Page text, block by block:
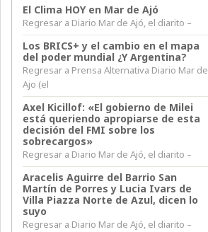
El Clima HOY en Mar de Ajó
Regresar a Diario Mar de Ajó, el diarito –
Los BRICS+ y el cambio en el mapa
del poder mundial ¿Y Argentina?
Regresar a Prensa Alternativa Diario Mar de
Ajo (el
Axel Kicillof: «El gobierno de Milei
está queriendo apropiarse de esta
decisión del FMI sobre los
sobrecargos»
Regresar a Diario Mar de Ajó, el diarito –
Aracelis Aguirre del Barrio San
Martín de Porres y Lucia Ivars de
Villa Piazza Norte de Azul, dicen lo
suyo
Regresar a Diario Mar de Ajó, el diarito –